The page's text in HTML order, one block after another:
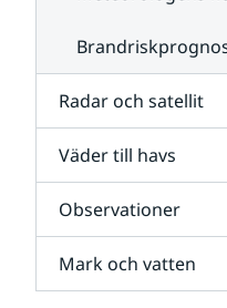
Radar och satellit
Väder till havs
Observationer
Mark och vatten